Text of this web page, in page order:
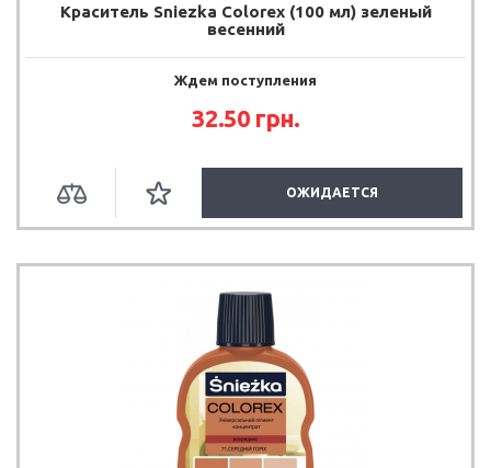
Краситель Sniezka Colorex (100 мл) зеленый
весенний
Ждем поступления
32.50 грн.
ОЖИДАЕТСЯ